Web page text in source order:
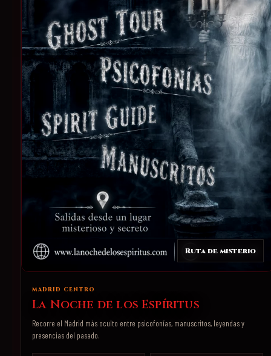
Ruta de misterio
MADRID CENTRO
La Noche de los Espíritus
Recorre el Madrid más oculto entre psicofonías, manuscritos, leyendas y
presencias del pasado.